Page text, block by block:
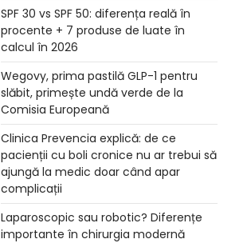
SPF 30 vs SPF 50: diferența reală în
procente + 7 produse de luate în
calcul în 2026
Wegovy, prima pastilă GLP-1 pentru
slăbit, primește undă verde de la
Comisia Europeană
Clinica Prevencia explică: de ce
pacienții cu boli cronice nu ar trebui să
ajungă la medic doar când apar
complicații
Laparoscopic sau robotic? Diferențe
importante în chirurgia modernă